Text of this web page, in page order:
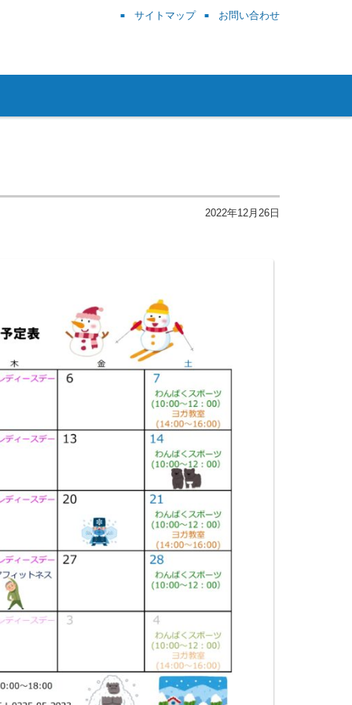
サイトマップ お問い合わせ
2022年12月26日